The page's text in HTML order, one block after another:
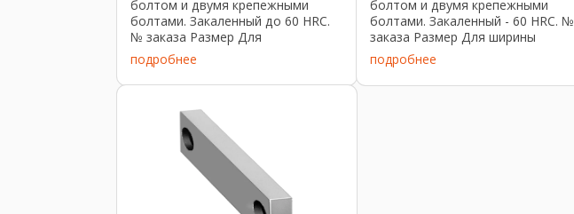
болтом и двумя крепежными
болтами. Закаленный до 60 HRC.
№ заказа Размер Для
направляющей шириной Усилие
зажима [кН] Зажимной ход [мм]
Вес [г] 304972 50101-50 50 12 2
подробнее
болтом и двумя крепежными
болтами. Закаленный - 60 HRC. №
заказа Размер Для ширины
кулачка Усилие зажима [кН]
Зажимной ход [мм] Вес [г] 300863
4109-50 50 12 2 390 300889 4119-
подробнее